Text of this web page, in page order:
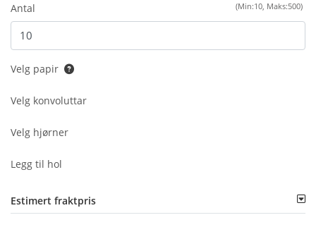
(Min:10, Maks:500)
Antal
Velg papir
Velg konvoluttar
Velg hjørner
Legg til hol
Estimert fraktpris